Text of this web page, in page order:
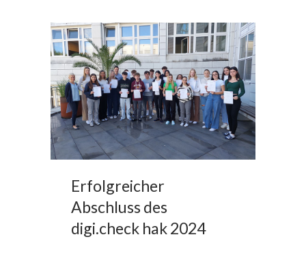
Erfolgreicher
Abschluss des
digi.check hak 2024